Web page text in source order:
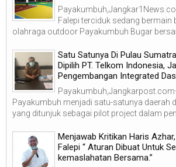
Falepi terciduk sedang bermain
olahraga outdoor Payakumbuh Bugar
Satu Satunya Di Pulau
Dipilih PT. Telkom Indonesia,
Pengembangan Integrated
Payakumbuh menjadi satu-satunya daerah
yang ditunjuk sebagai pilot project dalam
Menjawab Kritikan Haris
Falepi “ Aturan Dibuat Untuk
kemaslahatan Bersama.”